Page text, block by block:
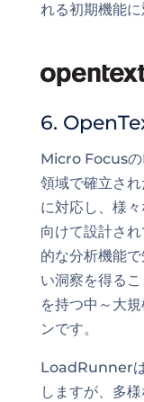
れる初期機能に
6.
Micro Focus
領域で確立さ
に対応し、様
向けて設計さ
的な分析機能
い洞察を得る
を持つ中～大
ンです。
LoadRunnerは
しますが、多